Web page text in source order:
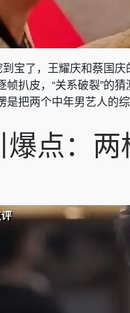
到宝了，王耀庆和蔡国
扒皮，“关系破裂”的猜
把两个中年男艺人的
点：两